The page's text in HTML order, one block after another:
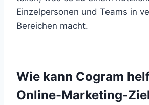
Einzelpersonen und Teams in
Bereichen macht.
Wie kann Cogram
Online-Marketing-